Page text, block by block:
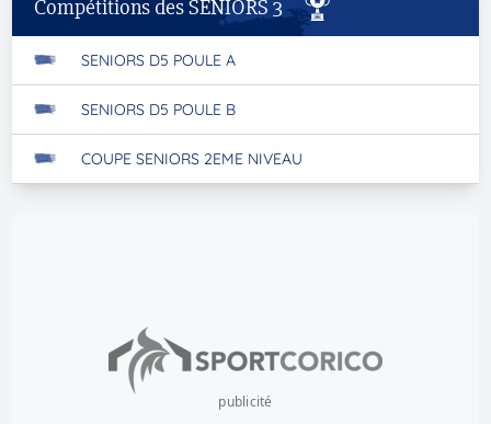
Compétitions des SENIORS 3
SENIORS D5 POULE A
SENIORS D5 POULE B
COUPE SENIORS 2EME NIVEAU
publicité